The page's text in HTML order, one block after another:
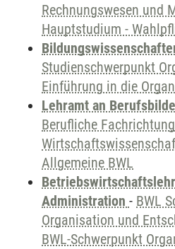
Rechnungswesen und
Hauptstudium -
Studienschwerpunkt
Einführung in die
Lehramt an
Berufliche Fachrichtung
Allgemeine BWL
Administration - BWL
Organisation und
BWL-Schwerpunkt